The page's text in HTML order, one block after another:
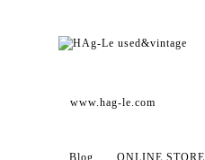
www.hag-le.com
Blog ONLINE STORE